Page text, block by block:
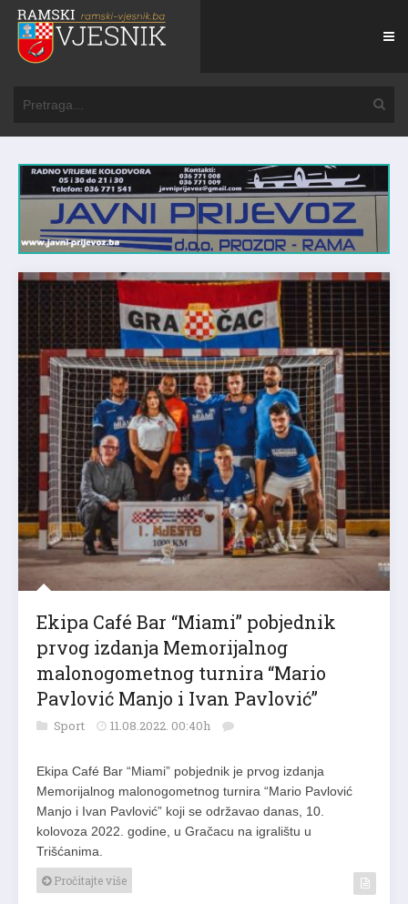
Ekipa Café Bar “Miami” pobjednik
prvog izdanja Memorijalnog
malonogometnog turnira “Mario
Pavlović Manjo i Ivan Pavlović”
Sport 11.08.2022. 00:40h
Ekipa Café Bar “Miami” pobjednik je prvog izdanja
Memorijalnog malonogometnog turnira “Mario Pavlović
Manjo i Ivan Pavlović” koji se održavao danas, 10.
kolovoza 2022. godine, u Gračacu na igralištu u
Trišćanima.
Pročitajte više